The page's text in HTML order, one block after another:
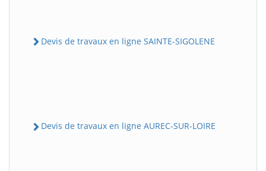
Devis de travaux en ligne SAINTE-SIGOLENE
Devis de travaux en ligne AUREC-SUR-LOIRE